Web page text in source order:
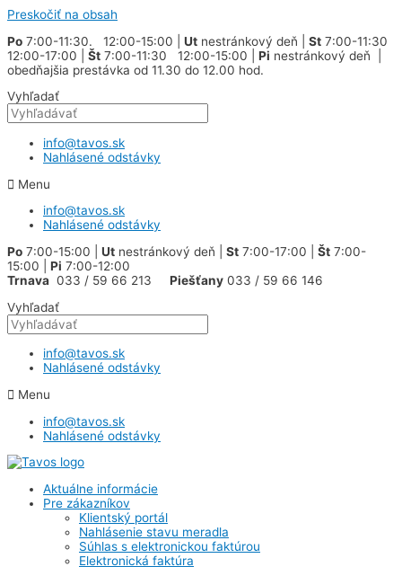
Preskočiť na obsah
Po 7:00-11:30. 12:00-15:00 | Ut nestránkový deň | St 7:00-11:30
12:00-17:00 | Št 7:00-11:30 12:00-15:00 | Pi nestránkový deň |
obedňajšia prestávka od 11.30 do 12.00 hod.
Vyhľadať
info@tavos.sk
Nahlásené odstávky
Menu
info@tavos.sk
Nahlásené odstávky
Po 7:00-15:00 | Ut nestránkový deň | St 7:00-17:00 | Št 7:00-
15:00 | Pi 7:00-12:00
Trnava 033 / 59 66 213 Piešťany 033 / 59 66 146
Vyhľadať
info@tavos.sk
Nahlásené odstávky
Menu
info@tavos.sk
Nahlásené odstávky
Aktuálne informácie
Pre zákazníkov
Klientský portál
Nahlásenie stavu meradla
Súhlas s elektronickou faktúrou
Elektronická faktúra